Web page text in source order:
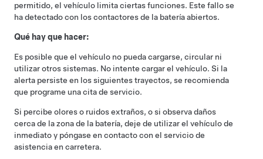
permitido, el vehículo limita ciertas funciones. Este fallo se
ha detectado con los contactores de la batería abiertos.
Qué hay que hacer:
Es posible que el vehículo no pueda cargarse, circular ni
utilizar otros sistemas. No intente cargar el vehículo. Si la
alerta persiste en los siguientes trayectos, se recomienda
que programe una cita de servicio.
Si percibe olores o ruidos extraños, o si observa daños
cerca de la zona de la batería, deje de utilizar el vehículo de
inmediato y póngase en contacto con el servicio de
asistencia en carretera.